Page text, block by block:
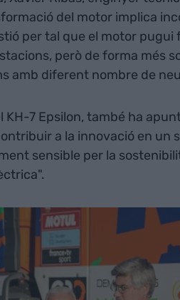
del motor implica
per tal que el motor
però de forma més
amb diferent nombre de
KH-7 Epsilon, també ha
a la innovació en un
sensible per la